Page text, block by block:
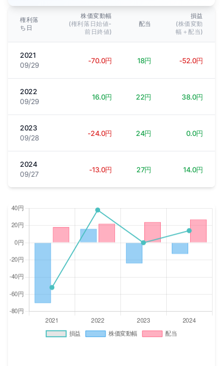
権利落
ち日
株価変動幅
(権利落日始値-
前日終値)
配当
損益
(株価変動
幅＋配当)
2021
09/29
-70.0円 18円 -52.0円
2022
09/29
16.0円 22円 38.0円
2023
09/28
-24.0円 24円 0.0円
2024
09/27
-13.0円 27円 14.0円